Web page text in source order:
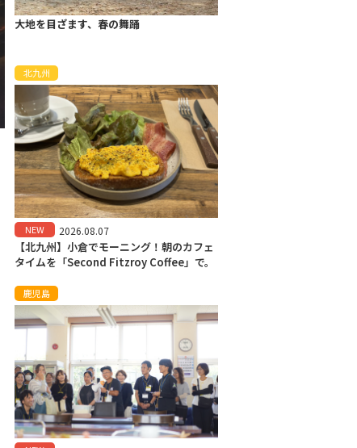
大地を目ざます、春の舞踊
北九州
NEW 2026.08.07
【北九州】小倉でモーニング！朝のカフェ
タイムを「Second Fitzroy Coffee」で。
鹿児島